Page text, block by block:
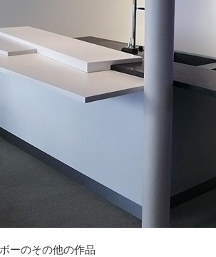
ーのその他の作品